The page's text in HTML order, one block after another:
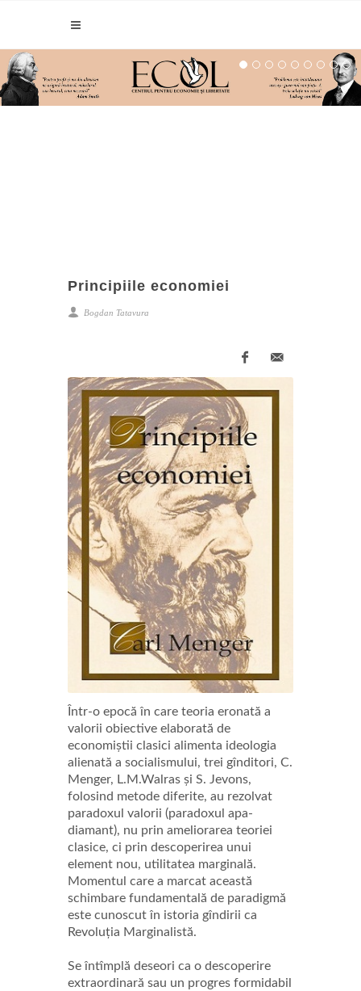
Principiile economiei
Bogdan Tatavura
Într-o epocă în care teoria eronată a
valorii obiective elaborată de
economiștii clasici alimenta ideologia
alienată a socialismului, trei gînditori, C.
Menger, L.M.Walras și S. Jevons,
folosind metode diferite, au rezolvat
paradoxul valorii (paradoxul apa-
diamant), nu prin ameliorarea teoriei
clasice, ci prin descoperirea unui
element nou, utilitatea marginală.
Momentul care a marcat această
schimbare fundamentală de paradigmă
este cunoscut în istoria gîndirii ca
Revoluția Marginalistă.
Se întîmplă deseori ca o descoperire
extraordinară sau un progres formidabil